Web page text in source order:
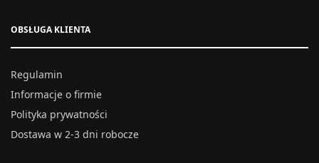
OBSŁUGA KLIENTA
Regulamin
Informacje o firmie
Polityka prywatności
Dostawa w 2-3 dni robocze